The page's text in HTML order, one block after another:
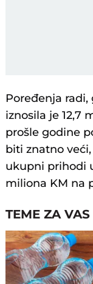
Poređenja
iznosila je 12,7
prošle godine
biti znatno
ukupni prihodi
miliona KM na
TEME ZA VAS